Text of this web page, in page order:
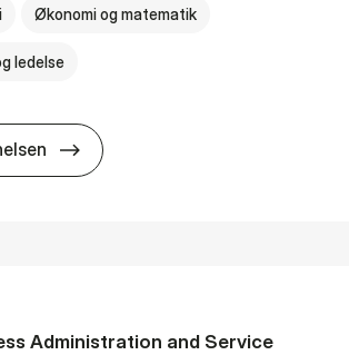
Økonomi og matematik
ledelse
BSc in Busi­ness Ad­min­is­tra­tion
Ad­min­is­tra­tion and Ser­vice